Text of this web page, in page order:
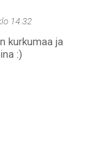
14.32
kurkumaa ja
:)